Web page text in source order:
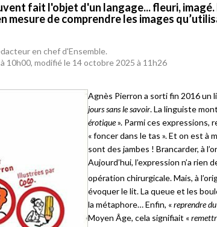
fait l'objet d'un langage... fleuri,
mesure de comprendre les images
en chef d'Ensemble.
10h00, modifié le 14 octobre 2025 à 11h26
Agnès Pierron a sorti fin 2016 un
jours sans le savoir. La linguiste
érotique». Parmi ces expressions,
« foncer dans le tas ». Et on est à
sont des jambes ! Brancarder, à
Aujourd’hui, l’expression n’a
opération chirurgicale. Mais, à
évoquer le lit. La queue et les
la métaphore… Enfin, «reprendre
Moyen Âge, cela signifiait «